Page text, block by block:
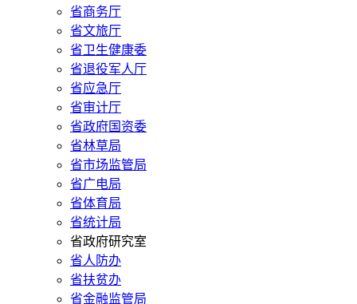
省商务厅
省文旅厅
省卫生健康委
省退役军人厅
省应急厅
省审计厅
省政府国资委
省林草局
省市场监管局
省广电局
省体育局
省统计局
省政府研究室
省人防办
省扶贫办
省金融监管局